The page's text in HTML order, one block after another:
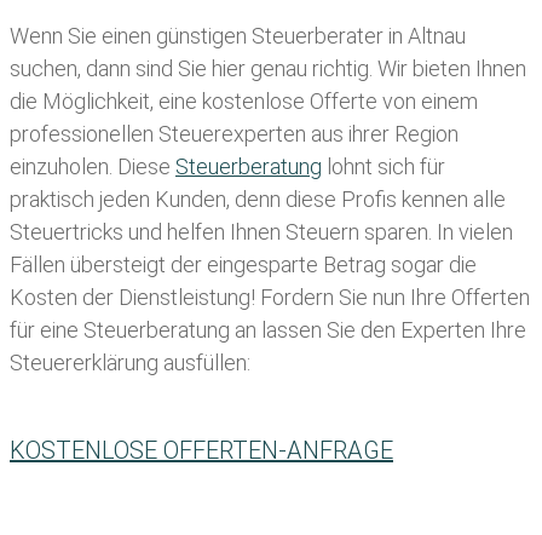
Wenn Sie einen günstigen Steuerberater in Altnau
suchen, dann sind Sie hier genau richtig. Wir bieten Ihnen
die Möglichkeit, eine kostenlose Offerte von einem
professionellen Steuerexperten aus ihrer Region
einzuholen. Diese Steuerberatung lohnt sich für
praktisch jeden Kunden, denn diese Profis kennen alle
Steuertricks und helfen Ihnen Steuern sparen. In vielen
Fällen übersteigt der eingesparte Betrag sogar die
Kosten der Dienstleistung! Fordern Sie nun Ihre Offerten
für eine Steuerberatung an lassen Sie den Experten Ihre
Steuererklärung ausfüllen:
KOSTENLOSE OFFERTEN-ANFRAGE